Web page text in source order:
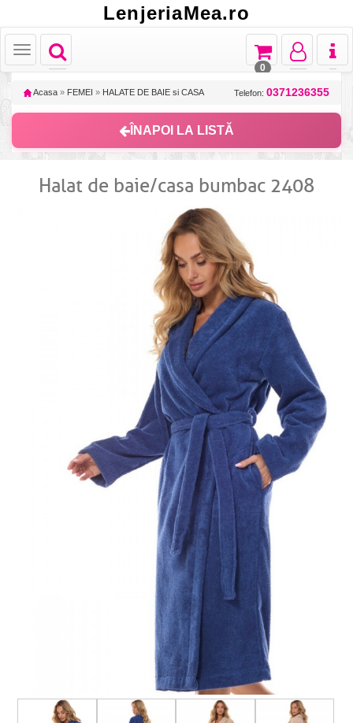
LenjeriaMea.ro
Toggle
navigation
Toggle
Toggle
navigation
Toggle
navigation
Toggle
navigation
0
Acasa » FEMEI » HALATE DE BAIE si CASA Telefon: 0371236355
ÎNAPOI LA LISTĂ
Halat de baie/casa bumbac 2408